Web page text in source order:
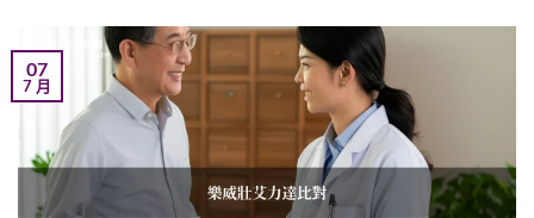
07
7 月